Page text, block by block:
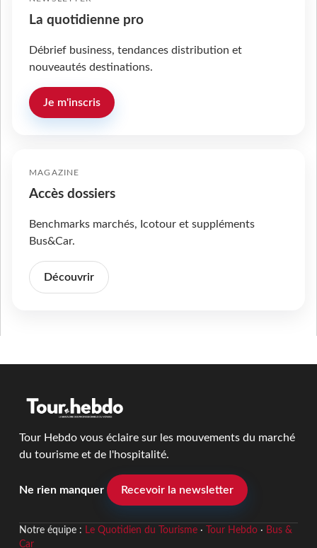
La quotidienne pro
Débrief business, tendances distribution et
nouveautés destinations.
Je m'inscris
MAGAZINE
Accès dossiers
Benchmarks marchés, Icotour et suppléments
Bus&Car.
Découvrir
Tour Hebdo vous éclaire sur les mouvements du marché
du tourisme et de l'hospitalité.
Ne rien manquer Recevoir la newsletter
Notre équipe : Le Quotidien du Tourisme· Tour Hebdo· Bus &
Car